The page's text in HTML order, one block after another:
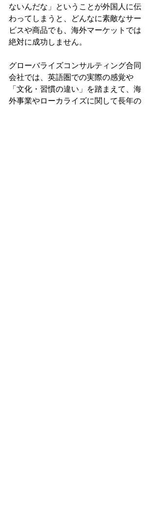
ないんだな」ということが外国人に伝
わってしまうと、どんなに素敵なサー
ビスや商品でも、海外マーケットでは
絶対に成功しません。
グローバライズコンサルティング合同
会社では、英語圏での実際の感覚や
「文化・習慣の違い」を踏まえて、海
外事業やローカライズに関して長年の